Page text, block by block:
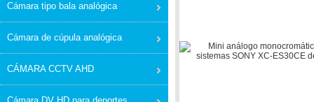
Cámara tipo bala analógica
Cámara de cúpula analógica
CÁMARA CCTV AHD